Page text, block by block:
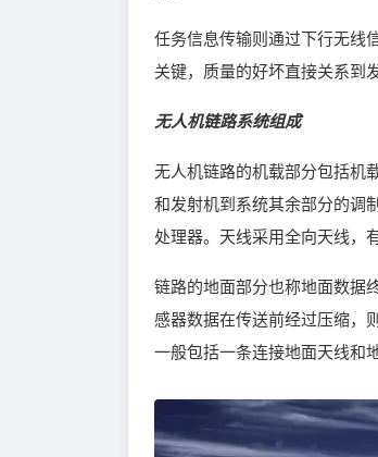
任务信息传输则通过下行无线
关键，质量的好坏直接关系到
无人机链路系统组成
无人机链路的机载部分包括机
和发射机到系统其余部分的调
处理器。天线采用全向天线，
链路的地面部分也称地面数据
感器数据在传送前经过压缩，
一般包括一条连接地面天线和